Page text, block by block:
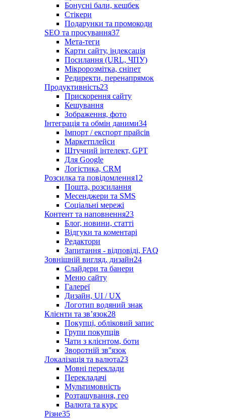
Бонусні бали, кешбек
Стікери
Подарунки та промокоди
SEO та просування37
Мета-теги
Карти сайту, індексація
Посилання (URL, ЧПУ)
Мікророзмітка, сніпет
Редиректи, перенапрямок
Продуктивність23
Прискорення сайту
Кешування
Зображення, фото
Інтеграція та обмін даними34
Імпорт / експорт прайсів
Маркетплейси
Штучний інтелект, GPT
Для Google
Логістика, CRM
Розсилка та повідомлення12
Пошта, розсилання
Месенджери та SMS
Соціальні мережі
Контент та наповнення23
Блог, новини, статті
Відгуки та коментарі
Редактори
Запитання - відповіді, FAQ
Зовнішній вигляд, дизайн24
Слайдери та банери
Меню сайту
Галереї
Дизайн, UI / UX
Логотип водяний знак
Клієнти та звʼязок28
Покупці, обліковий запис
Групи покупців
Чати з клієнтом, боти
Зворотній зв''язок
Локалізація та валюта23
Мовні переклади
Перекладачі
Мультимовність
Розташування, гео
Валюта та курс
Різне35